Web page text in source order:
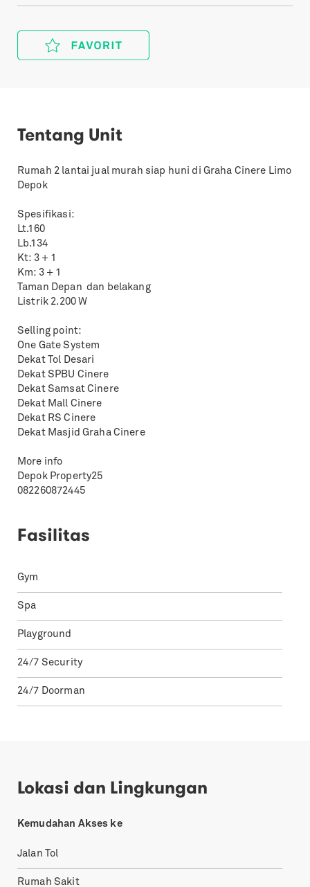
Tentang Unit
Rumah 2 lantai jual murah siap huni di Graha Cinere Limo
Depok
Spesifikasi:
Lt.160
Lb.134
Kt: 3 + 1
Km: 3 + 1
Taman Depan dan belakang
Listrik 2.200 W
Selling point:
One Gate System
Dekat Tol Desari
Dekat SPBU Cinere
Dekat Samsat Cinere
Dekat Mall Cinere
Dekat RS Cinere
Dekat Masjid Graha Cinere
More info
Depok Property25
082260872445
Fasilitas
Gym
Spa
Playground
24/7 Security
24/7 Doorman
Lokasi dan Lingkungan
Kemudahan Akses ke
Jalan Tol
Rumah Sakit